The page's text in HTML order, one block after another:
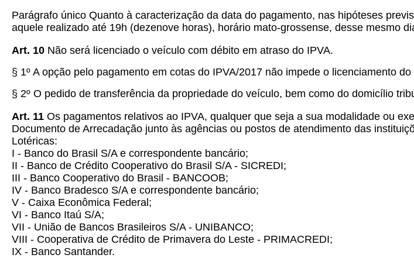
Parágrafo único Quanto à caracterização da data do pagamento, nas hipóteses
aquele realizado até 19h (dezenove horas), horário mato-grossense, desse mesmo
Art. 10 Não será licenciado o veículo com débito em atraso do IPVA.
§ 1º A opção pelo pagamento em cotas do IPVA/2017 não impede o licenciamento
§ 2º O pedido de transferência da propriedade do veículo, bem como do domicílio
Art. 11 Os pagamentos relativos ao IPVA, qualquer que seja a sua modalidade ou
Documento de Arrecadação junto às agências ou postos de atendimento das
Lotéricas:
I - Banco do Brasil S/A e correspondente bancário;
II - Banco de Crédito Cooperativo do Brasil S/A - SICREDI;
III - Banco Cooperativo do Brasil - BANCOOB;
IV - Banco Bradesco S/A e correspondente bancário;
V - Caixa Econômica Federal;
VI - Banco Itaú S/A;
VII - União de Bancos Brasileiros S/A - UNIBANCO;
VIII - Cooperativa de Crédito de Primavera do Leste - PRIMACREDI;
IX - Banco Santander.